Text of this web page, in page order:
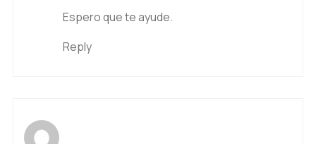
Espero que te ayude.
Reply